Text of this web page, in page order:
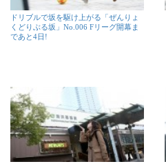
ドリブルで坂を駆け上がる「ぜんりょ
くどりぶる坂」No.006 Fリーグ開幕ま
であと4日!